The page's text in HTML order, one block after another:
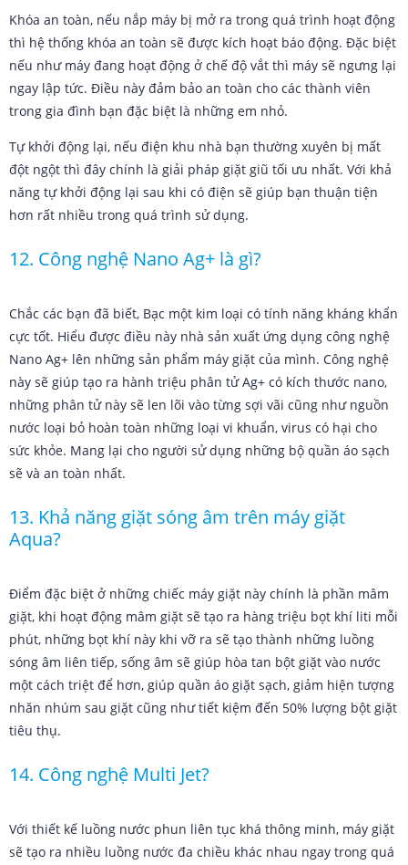
Khóa an toàn, nếu nắp máy bị mở ra trong quá trình hoạt động
thì hệ thống khóa an toàn sẽ được kích hoạt báo động. Đặc biệt
nếu như máy đang hoạt động ở chế độ vắt thì máy sẽ ngưng lại
ngay lập tức. Điều này đảm bảo an toàn cho các thành viên
trong gia đình bạn đặc biệt là những em nhỏ.
Tự khởi động lại, nếu điện khu nhà bạn thường xuyên bị mất
đột ngột thì đây chính là giải pháp giặt giũ tối ưu nhất. Với khả
năng tự khởi động lại sau khi có điện sẽ giúp bạn thuận tiện
hơn rất nhiều trong quá trình sử dụng.
12. Công nghệ Nano Ag+ là gì?
Chắc các bạn đã biết, Bạc một kim loại có tính năng kháng khẩn
cực tốt. Hiểu được điều này nhà sản xuất ứng dụng công nghệ
Nano Ag+ lên những sản phẩm máy giặt của mình. Công nghệ
này sẽ giúp tạo ra hành triệu phân tử Ag+ có kích thước nano,
những phân tử này sẽ len lõi vào từng sợi vãi cũng như nguồn
nước loại bỏ hoàn toàn những loại vi khuẩn, virus có hại cho
sức khỏe. Mang lại cho người sử dụng những bộ quần áo sạch
sẽ và an toàn nhất.
13. Khả năng giặt sóng âm trên máy giặt
Aqua?
Điểm đặc biệt ở những chiếc máy giặt này chính là phần mâm
giặt, khi hoạt động mâm giặt sẽ tạo ra hàng triệu bọt khí liti mỗi
phút, những bọt khí này khi vỡ ra sẽ tạo thành những luồng
sóng âm liên tiếp, sống âm sẽ giúp hòa tan bột giặt vào nước
một cách triệt để hơn, giúp quần áo giặt sạch, giảm hiện tượng
nhăn nhúm sau giặt cũng như tiết kiệm đến 50% lượng bột giặt
tiêu thụ.
14. Công nghệ Multi Jet?
Với thiết kế luồng nước phun liên tục khá thông minh, máy giặt
sẽ tạo ra nhiều luồng nước đa chiều khác nhau ngay trong quá